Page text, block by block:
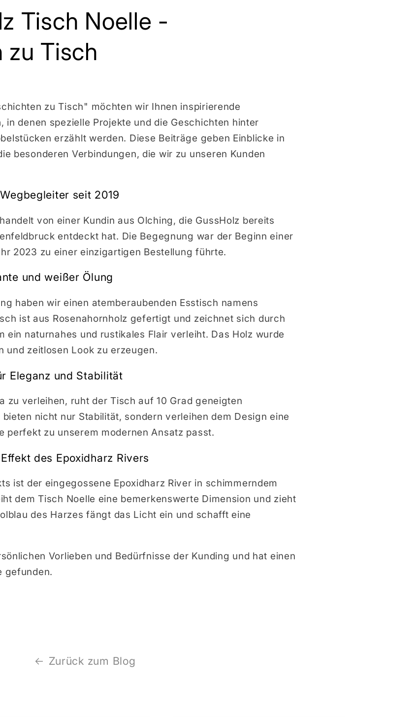
Tisch Noelle -
zu Tisch
zu Tisch" möchten wir Ihnen inspirierende
denen spezielle Projekte und die Geschichten hinter
erzählt werden. Diese Beiträge geben Einblicke in
besonderen Verbindungen, die wir zu unseren Kunden
seit 2019
von einer Kundin aus Olching, die GussHolz bereits
entdeckt hat. Die Begegnung war der Beginn einer
2023 zu einer einzigartigen Bestellung führte.
und weißer Ölung
haben wir einen atemberaubenden Esstisch namens
ist aus Rosenahornholz gefertigt und zeichnet sich durch
ein naturnahes und rustikales Flair verleiht. Das Holz wurde
und zeitlosen Look zu erzeugen.
Eleganz und Stabilität
zu verleihen, ruht der Tisch auf 10 Grad geneigten
nicht nur Stabilität, sondern verleihen dem Design eine
perfekt zu unserem modernen Ansatz passt.
des Epoxidharz Rivers
ist der eingegossene Epoxidharz River in schimmerndem
dem Tisch Noelle eine bemerkenswerte Dimension und zieht
des Harzes fängt das Licht ein und schafft eine
Vorlieben und Bedürfnisse der Kunding und hat einen
gefunden.
Zurück zum Blog